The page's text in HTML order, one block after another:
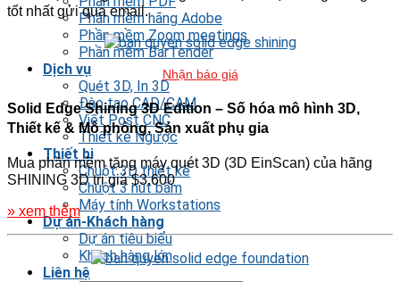
Phần mềm hãng Adobe
Phần mềm Zoom meetings
Phần mềm BarTender
Dịch vụ
Quét 3D, In 3D
Đào tạo CAD/CAM
Viết Post CNC
Thiết kế Ngược
Thiết bị
Chuột 3D thiết kế
Chuột 3 nút bấm
Máy tính Workstations
Dự án-Khách hàng
Dự án tiêu biểu
Khách hàng lớn
Liên hệ
tốt nhất gửi qua email.
Nhận báo giá
Solid Edge Shining 3D Edition – Số hóa mô hình 3D,
Thiết kế & Mô phỏng, Sản xuất phụ gia
Mua phần mềm tặng máy quét 3D (3D EinScan) của hãng
SHINING 3D trị giá $3.600
» xem thêm